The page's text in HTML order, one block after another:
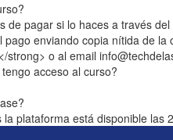
de pagar si lo haces a través
pago enviando copia nítida de la
strong> o al email
acceso al curso?
la plataforma está disponible las